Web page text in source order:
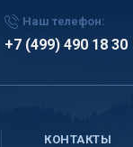
Наш телефон:
+7 (499) 490 18 30
КОНТАКТЫ